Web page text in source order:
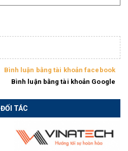
Bình luận bằng tài khoản facebook
Bình luận bằng tài khoản Google
ĐỐI TÁC